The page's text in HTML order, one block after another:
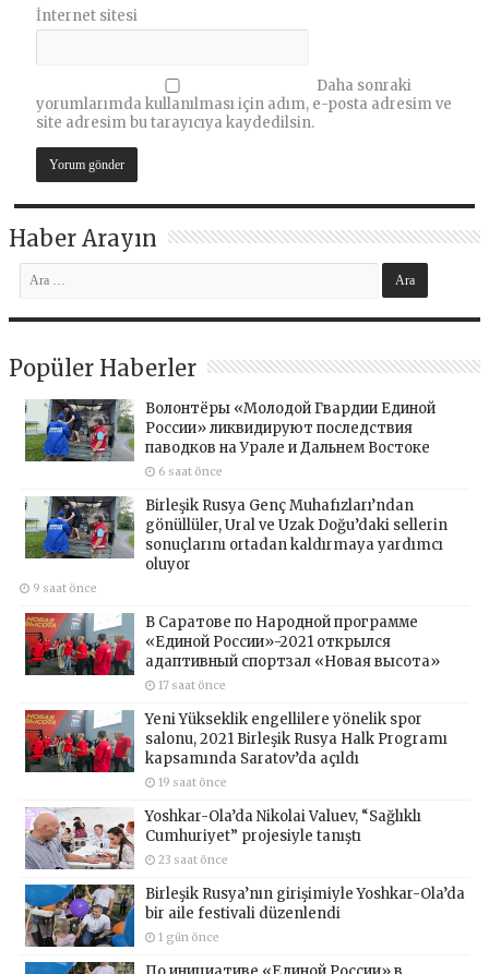
İnternet sitesi
Daha sonraki
yorumlarımda kullanılması için adım, e-posta adresim ve
site adresim bu tarayıcıya kaydedilsin.
Haber Arayın
Popüler Haberler
Волонтёры «Молодой Гвардии Единой
России» ликвидируют последствия
паводков на Урале и Дальнем Востоке
6 saat önce
Birleşik Rusya Genç Muhafızları’ndan
gönüllüler, Ural ve Uzak Doğu’daki sellerin
sonuçlarını ortadan kaldırmaya yardımcı
oluyor
9 saat önce
В Саратове по Народной программе
«Единой России»-2021 открылся
адаптивный спортзал «Новая высота»
17 saat önce
Yeni Yükseklik engellilere yönelik spor
salonu, 2021 Birleşik Rusya Halk Programı
kapsamında Saratov’da açıldı
19 saat önce
Yoshkar-Ola’da Nikolai Valuev, “Sağlıklı
Cumhuriyet” projesiyle tanıştı
23 saat önce
Birleşik Rusya’nın girişimiyle Yoshkar-Ola’da
bir aile festivali düzenlendi
1 gün önce